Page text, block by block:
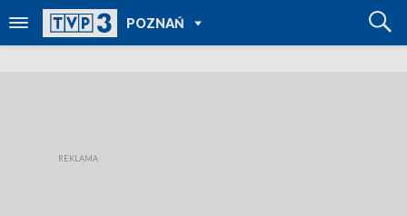
POZNAŃ
POWRÓT DO
TVP REGIONY